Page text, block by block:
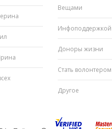
Вещами
Инфоподдержкой
Доноры жизни
Стать волонтером
Другое